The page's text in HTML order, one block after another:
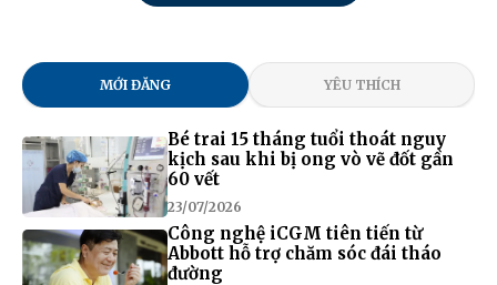
MỚI ĐĂNG YÊU THÍCH
Bé trai 15 tháng tuổi thoát nguy
kịch sau khi bị ong vò vẽ đốt gần
60 vết
23/07/2026
Công nghệ iCGM tiên tiến từ
Abbott hỗ trợ chăm sóc đái tháo
đường